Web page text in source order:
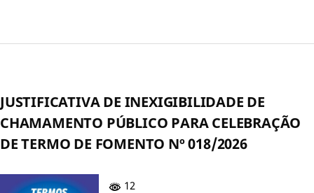
JUSTIFICATIVA DE INEXIGIBILIDADE DE
CHAMAMENTO PÚBLICO PARA CELEBRAÇÃO
DE TERMO DE FOMENTO Nº 018/2026
12